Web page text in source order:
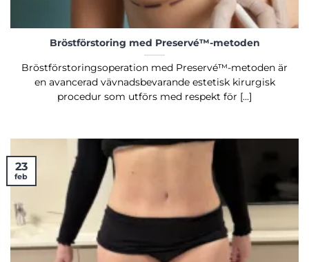
Bröstförstoring med Preservé™-metoden
Bröstförstoringsoperation med Preservé™-metoden är
en avancerad vävnadsbevarande estetisk kirurgisk
procedur som utförs med respekt för [...]
23
feb